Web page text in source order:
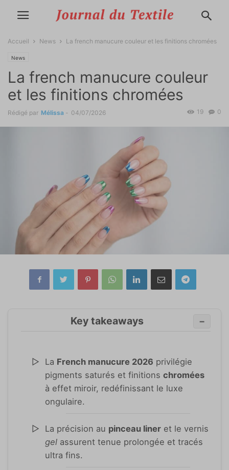
Accueil News La french manucure couleur et les finitions chromées
News
La french manucure couleur
et les finitions chromées
Rédigé par Mélissa - 04/07/2026 0
19
Key takeaways −
La French manucure 2026 privilégie
pigments saturés et finitionschromées
à effet miroir, redéfinissant le luxe
ongulaire.
La précision au pinceau liner et le vernis
gel assurent tenue prolongée et tracés
ultra fins.